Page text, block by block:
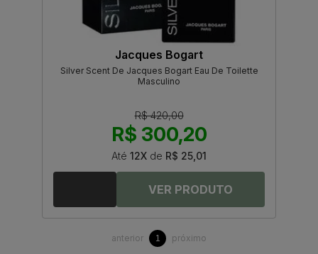
Jacques Bogart
Silver Scent De Jacques Bogart Eau De Toilette
Masculino
R$ 420,00
R$ 300,20
Até 12X de R$ 25,01
anterior 1 próximo